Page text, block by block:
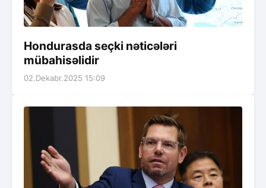
Hondurasda seçki nəticələri
mübahisəlidir
02.Dekabr.2025 15:09